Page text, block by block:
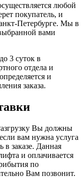
любой
покупатель, и
Петербурге. Мы в
вами
3 суток в
отдела и
и
заказа.
Вы должны
вам нужна услуга
в заказе. Данная
и оплачивается
по
Вам позвонит.